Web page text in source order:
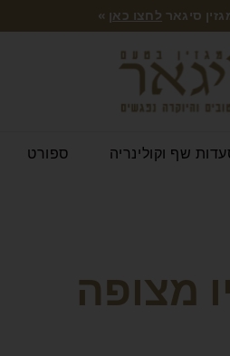
סיגאר לחצו כאן »
שף וקולינריה ספורט
מצופה